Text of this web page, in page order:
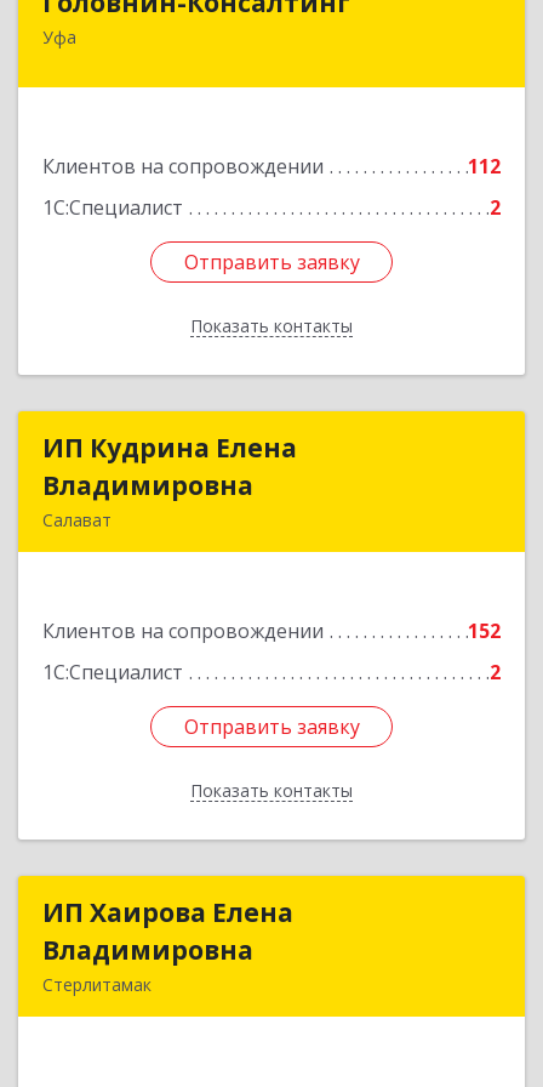
Уфа
Клиентов на сопровождении
112
1С:Специалист
2
Отправить заявку
Показать контакты
450006, Башкортостан Респ, Уфа г, Ленина ул,
Отправить заявку
Назад
ИП Кудрина Елена
Владимировна
Салават
Клиентов на сопровождении
152
1С:Специалист
2
Отправить заявку
Показать контакты
ИП Кудрина Елена
Подробнее
Отправить заявку
Назад
ИП Хаирова Елена
Владимировна
Стерлитамак
ИП Хаирова Елена